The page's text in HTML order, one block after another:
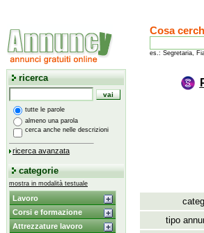
Cosa
es.: Segretaria,
ricerca
tutte le parole
almeno una parola
cerca anche nelle descrizioni
ricerca avanzata
categorie
mostra in modalità testuale
Lavoro
Corsi e formazione
Attrezzature lavoro
tipo